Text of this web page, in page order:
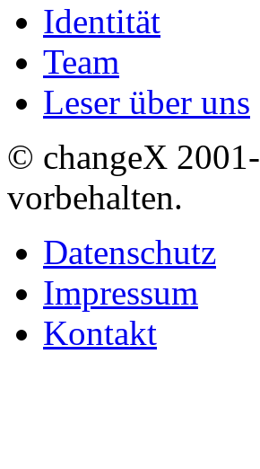
Identität
Team
Leser über uns
© changeX
vorbehalten.
Datenschutz
Impressum
Kontakt